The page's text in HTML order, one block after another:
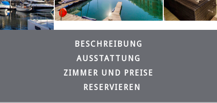
BESCHREIBUNG
AUSSTATTUNG
ZIMMER UND PREISE
RESERVIEREN